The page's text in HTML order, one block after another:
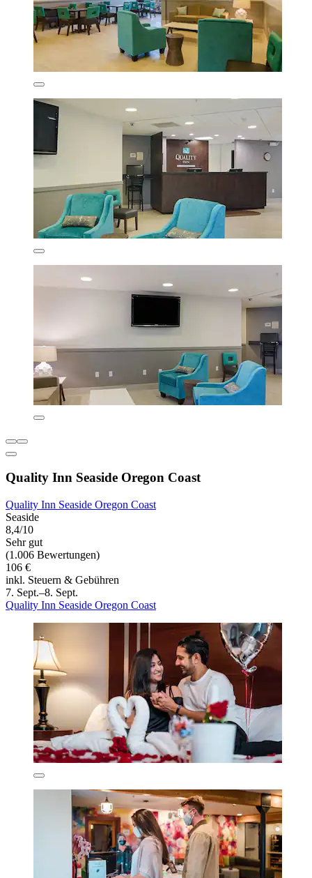
Quality Inn Seaside Oregon Coast
Quality Inn Seaside Oregon Coast
Seaside
8,4/10
Sehr gut
(1.006 Bewertungen)
106 €
inkl. Steuern & Gebühren
7. Sept.–8. Sept.
Quality Inn Seaside Oregon Coast